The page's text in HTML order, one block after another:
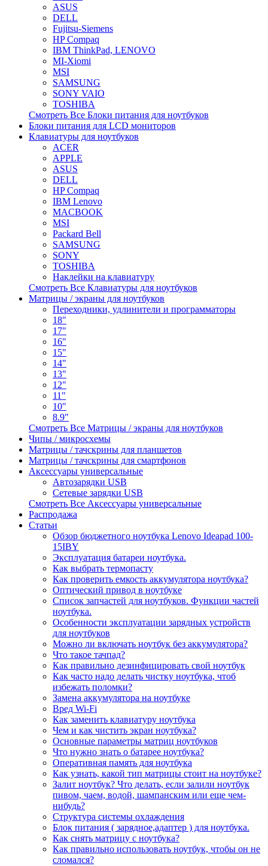
ASUS
DELL
Fujitsu-Siemens
HP Compaq
IBM ThinkPad, LENOVO
MI-Xiomi
MSI
SAMSUNG
SONY VAIO
TOSHIBA
Смотреть Все Блоки питания для ноутбуков
Блоки питания для LCD мониторов
Клавиатуры для ноутбуков
ACER
APPLE
ASUS
DELL
HP Compaq
IBM Lenovo
MACBOOK
MSI
Packard Bell
SAMSUNG
SONY
TOSHIBA
Наклейки на клавиатуру
Смотреть Все Клавиатуры для ноутбуков
Матрицы / экраны для ноутбуков
Переходники, удлинители и программаторы
18"
17"
16"
15"
14"
13"
12"
11"
10"
8.9"
Смотреть Все Матрицы / экраны для ноутбуков
Чипы / микросхемы
Матрицы / тачскрины для планшетов
Матрицы / тачскрины для смартфонов
Аксессуары универсальные
Автозарядки USB
Сетевые зарядки USB
Смотреть Все Аксессуары универсальные
Распродажа
Статьи
Обзор бюджетного ноутбука Lenovo Ideapad 100-
15IBY
Эксплуатация батареи ноутбука.
Как выбрать термопасту
Как проверить емкость аккумулятора ноутбука?
Оптический привод в ноутбуке
Список запчастей для ноутбуков. Функции частей
ноутбука.
Особенности эксплуатации зарядных устройств
для ноутбуков
Можно ли включать ноутбук без аккумулятора?
Что такое тачпад?
Как правильно дезинфицировать свой ноутбук
Как часто надо делать чистку ноутбука, чтоб
избежать поломки?
Замена аккумулятора на ноутбуке
Вред Wi-Fi
Как заменить клавиатуру ноутбука
Чем и как чистить экран ноутбука?
Основные параметры матриц ноутбуков
Что нужно знать о батарее ноутбука?
Оперативная память для ноутбука
Как узнать, какой тип матрицы стоит на ноутбуке?
Залит ноутбук? Что делать, если залили ноутбук
пивом, чаем, водой, шампанским или еще чем-
нибудь?
Структура системы охлаждения
Блок питания ( зарядное,адаптер ) для ноутбука.
Как снять матрицу с ноутбука?
Как правильно использовать ноутбук, чтобы он не
сломался?